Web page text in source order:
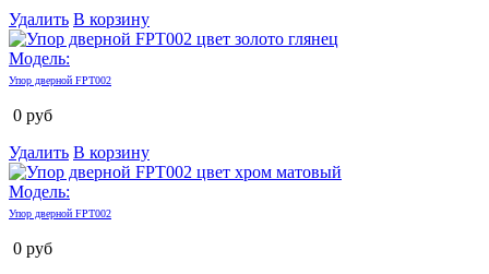
Удалить В корзину
Модель:
Упор дверной FPT002
0 руб
Удалить В корзину
Модель:
Упор дверной FPT002
0 руб